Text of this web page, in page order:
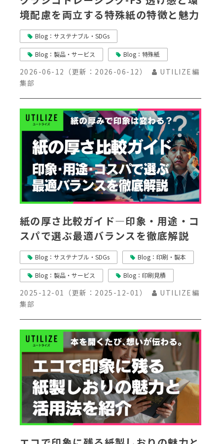
境配慮を両立する特殊紙の特徴と魅力
Blog：サステナブル・SDGs
Blog：製品・サービス Blog：特殊紙
2026-06-12 （更新： 2026-06-12）
UTILIZE編
集部
紙の厚さ比較ガイド―印象・用途・コ
スパで選ぶ最適バランスを徹底解説
Blog：サステナブル・SDGs Blog：印刷・製本
Blog：製品・サービス Blog：印刷見積
2025-12-01 （更新： 2025-12-01）
UTILIZE編
集部